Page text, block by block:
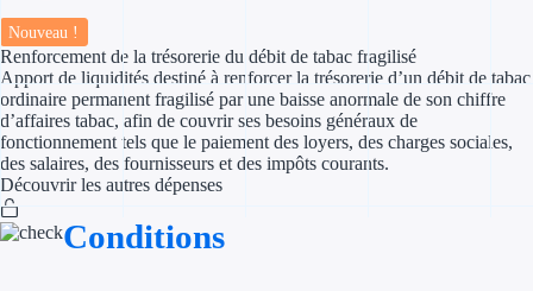
Prêts publics
Prêt
Nouveau !
Renforcement de la trésorerie du débit de tabac fragilisé
Apport de liquidités destiné à renforcer la trésorerie d’un débit de tabac
ordinaire permanent fragilisé par une baisse anormale de son chiffre
d’affaires tabac, afin de couvrir ses besoins généraux de
fonctionnement tels que le paiement des loyers, des charges sociales,
des salaires, des fournisseurs et des impôts courants.
Découvrir les autres dépenses
Conditions